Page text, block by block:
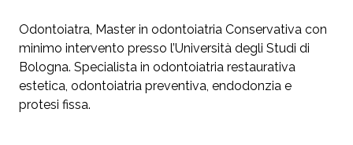
Odontoiatra, Master in odontoiatria Conservativa con
minimo intervento presso l’Università degli Studi di
Bologna. Specialista in odontoiatria restaurativa
estetica, odontoiatria preventiva, endodonzia e
protesi fissa.